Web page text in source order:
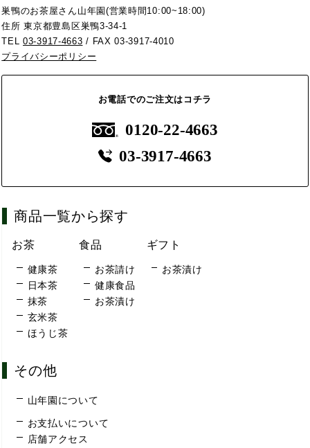
巣鴨のお茶屋さん山年園(営業時間10:00~18:00)
住所 東京都豊島区巣鴨3-34-1
TEL03-3917-4663 / FAX 03-3917-4010
プライバシーポリシー
お電話でのご注文はコチラ
0120-22-4663
03-3917-4663
商品一覧から探す
お茶
健康茶
日本茶
抹茶
玄米茶
ほうじ茶
食品
お茶請け
健康食品
お茶漬け
ギフト
お茶漬け
その他
山年園について
お支払いについて
店舗アクセス